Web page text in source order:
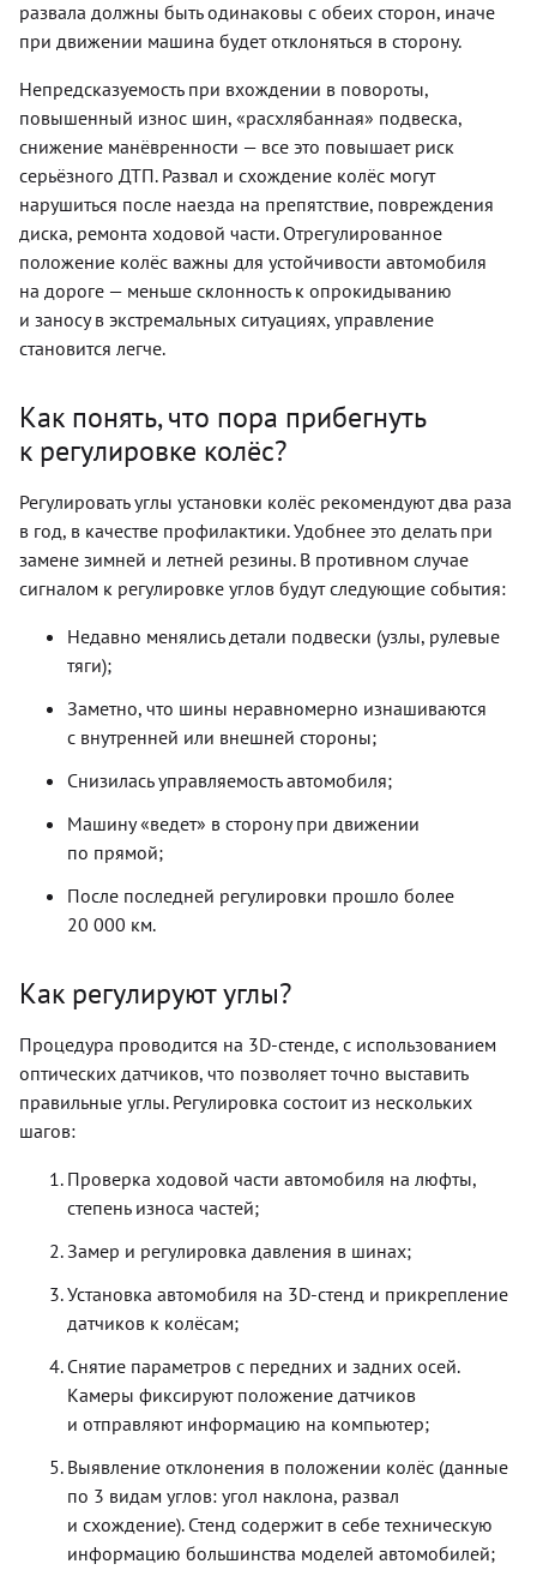
развала должны быть одинаковы с обеих сторон, иначе
при движении машина будет отклоняться в сторону.
Непредсказуемость при вхождении в повороты,
повышенный износ шин, «расхлябанная» подвеска,
снижение манёвренности — все это повышает риск
серьёзного ДТП. Развал и схождение колёс могут
нарушиться после наезда на препятствие, повреждения
диска, ремонта ходовой части. Отрегулированное
положение колёс важны для устойчивости автомобиля
на дороге — меньше склонность к опрокидыванию
и заносу в экстремальных ситуациях, управление
становится легче.
Как понять, что пора прибегнуть
к регулировке колёс?
Регулировать углы установки колёс рекомендуют два раза
в год, в качестве профилактики. Удобнее это делать при
замене зимней и летней резины. В противном случае
сигналом к регулировке углов будут следующие события:
Недавно менялись детали подвески (узлы, рулевые
тяги);
Заметно, что шины неравномерно изнашиваются
с внутренней или внешней стороны;
Снизилась управляемость автомобиля;
Машину «ведет» в сторону при движении
по прямой;
После последней регулировки прошло более
20 000 км.
Как регулируют углы?
Процедура проводится на 3D-стенде, с использованием
оптических датчиков, что позволяет точно выставить
правильные углы. Регулировка состоит из нескольких
шагов:
Проверка ходовой части автомобиля на люфты,
степень износа частей;
Замер и регулировка давления в шинах;
Установка автомобиля на 3D-стенд и прикрепление
датчиков к колёсам;
Снятие параметров с передних и задних осей.
Камеры фиксируют положение датчиков
и отправляют информацию на компьютер;
Выявление отклонения в положении колёс (данные
по 3 видам углов: угол наклона, развал
и схождение). Стенд содержит в себе техническую
информацию большинства моделей автомобилей;